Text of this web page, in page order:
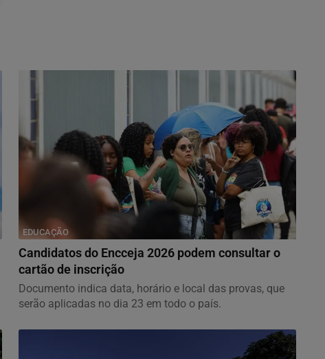
EDUCAÇÃO
Candidatos do Encceja 2026 podem consultar o
cartão de inscrição
Documento indica data, horário e local das provas, que
serão aplicadas no dia 23 em todo o país.